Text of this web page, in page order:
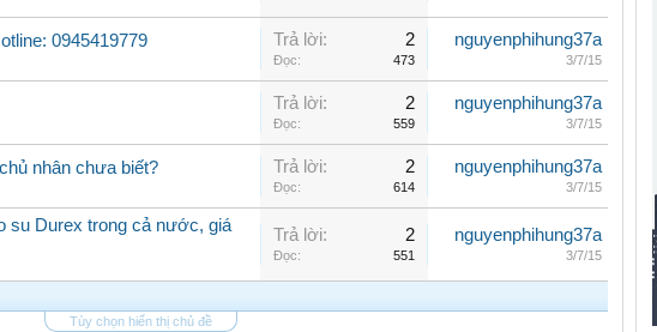
0945419779 Trả lời: 2
Đọc: 473
nguyenphihung37a
3/7/15
Trả lời: 2
Đọc: 559
nguyenphihung37a
3/7/15
nhân chưa biết? Trả lời: 2
Đọc: 614
nguyenphihung37a
3/7/15
su Durex trong cả nước, giá
Trả lời: 2
Đọc: 551
nguyenphihung37a
3/7/15
Tùy chọn hiển thị chủ đề